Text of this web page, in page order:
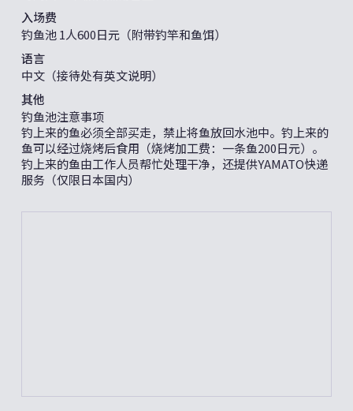
入场费
钓鱼池 1人600日元（附带钓竿和鱼饵）
语言
中文（接待处有英文说明）
其他
钓鱼池注意事项
钓上来的鱼必须全部买走，禁止将鱼放回水池中。钓上来的
鱼可以经过烧烤后食用（烧烤加工费：一条鱼200日元）。
钓上来的鱼由工作人员帮忙处理干净，还提供YAMATO快递
服务（仅限日本国内）